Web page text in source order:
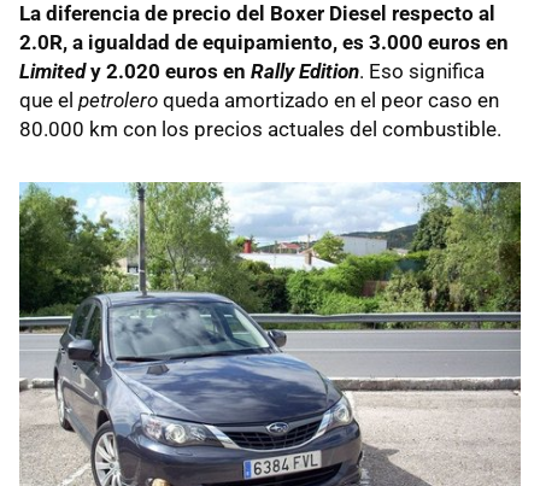
La diferencia de precio del Boxer Diesel respecto al
2.0R, a igualdad de equipamiento, es 3.000 euros en
Limitedy 2.020 euros en Rally Edition. Eso significa
que el petrolero queda amortizado en el peor caso en
80.000 km con los precios actuales del combustible.